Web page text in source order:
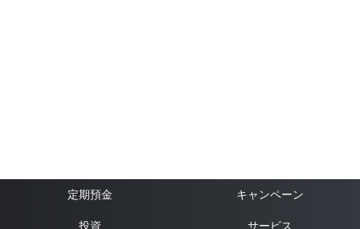
定期預金 キャンペーン
投資 サービス